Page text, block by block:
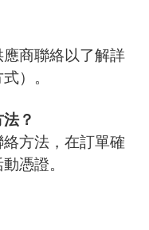
商聯絡以了解詳
）。
？
方法，在訂單確
憑證。